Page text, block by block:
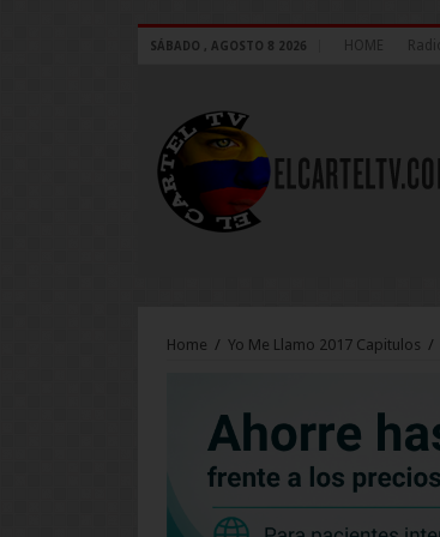
SÁBADO , AGOSTO 8 2026 HOME Radio
Home / Yo Me Llamo 2017 Capitulos /